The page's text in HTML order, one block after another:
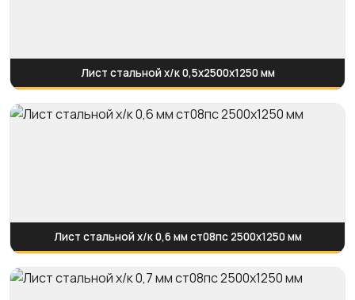
Лист стальной х/к 0,5х2500х1250 мм
Лист стальной х/к 0,6 мм ст08пс 2500х1250 мм